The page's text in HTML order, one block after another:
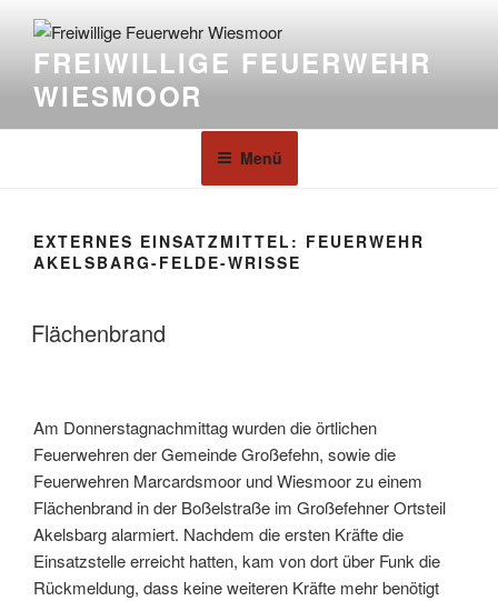
FREIWILLIGE FEUERWEHR
WIESMOOR
Menü
EXTERNES EINSATZMITTEL: FEUERWEHR
AKELSBARG-FELDE-WRISSE
Flächenbrand
Am Donnerstagnachmittag wurden die örtlichen
Feuerwehren der Gemeinde Großefehn, sowie die
Feuerwehren Marcardsmoor und Wiesmoor zu einem
Flächenbrand in der Boßelstraße im Großefehner Ortsteil
Akelsbarg alarmiert. Nachdem die ersten Kräfte die
Einsatzstelle erreicht hatten, kam von dort über Funk die
Rückmeldung, dass keine weiteren Kräfte mehr benötigt